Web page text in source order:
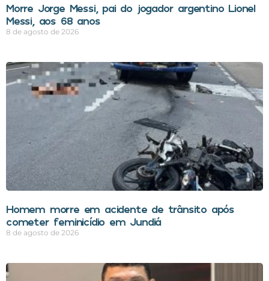
Morre Jorge Messi, pai do jogador argentino Lionel
Messi, aos 68 anos
8 de agosto de 2026
Homem morre em acidente de trânsito após
cometer feminicídio em Jundiá
8 de agosto de 2026